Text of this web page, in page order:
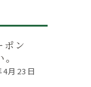
ン
月23日